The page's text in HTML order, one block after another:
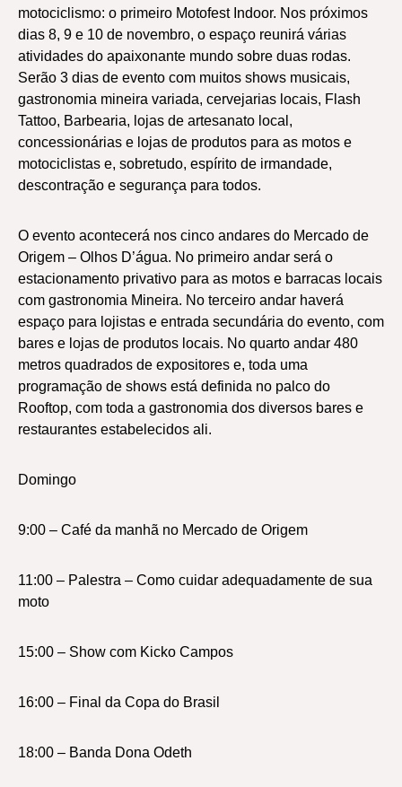
motociclismo: o primeiro Motofest Indoor. Nos próximos
dias 8, 9 e 10 de novembro, o espaço reunirá várias
atividades do apaixonante mundo sobre duas rodas.
Serão 3 dias de evento com muitos shows musicais,
gastronomia mineira variada, cervejarias locais, Flash
Tattoo, Barbearia, lojas de artesanato local,
concessionárias e lojas de produtos para as motos e
motociclistas e, sobretudo, espírito de irmandade,
descontração e segurança para todos.
O evento acontecerá nos cinco andares do Mercado de
Origem – Olhos D’água. No primeiro andar será o
estacionamento privativo para as motos e barracas locais
com gastronomia Mineira. No terceiro andar haverá
espaço para lojistas e entrada secundária do evento, com
bares e lojas de produtos locais. No quarto andar 480
metros quadrados de expositores e, toda uma
programação de shows está definida no palco do
Rooftop, com toda a gastronomia dos diversos bares e
restaurantes estabelecidos ali.
Domingo
9:00 – Café da manhã no Mercado de Origem
11:00 – Palestra – Como cuidar adequadamente de sua
moto
15:00 – Show com Kicko Campos
16:00 – Final da Copa do Brasil
18:00 – Banda Dona Odeth